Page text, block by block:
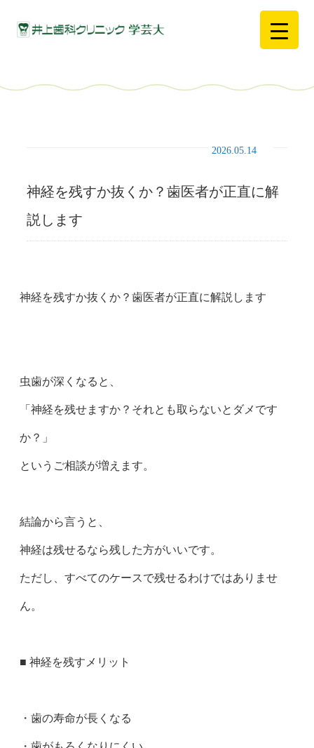
2026.05.14
神経を残すか抜くか？歯医者が正直に解
説します
神経を残すか抜くか？歯医者が正直に解説します
虫歯が深くなると、
「神経を残せますか？それとも取らないとダメです
か？」
というご相談が増えます。
結論から言うと、
神経は残せるなら残した方がいいです。
ただし、すべてのケースで残せるわけではありませ
ん。
■ 神経を残すメリット
・歯の寿命が長くなる